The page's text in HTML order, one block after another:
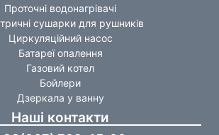
Проточні водонагрівачі
сушарки для рушників
Циркуляційний насос
Батареї опалення
Газовий котел
Бойлери
Дзеркала у ванну
Наші контакти